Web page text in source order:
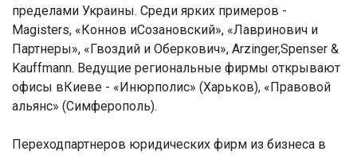
пределами Украины. Среди ярких примеров -
Magisters, «Коннов иСозановский», «Лавринович и
Партнеры», «Гвоздий и Оберкович», Arzinger,Spenser &
Kauffmann. Ведущие региональные фирмы открывают
офисы вКиеве - «Инюрполис» (Харьков), «Правовой
альянс» (Симферополь).
Переходпартнеров юридических фирм из бизнеса в